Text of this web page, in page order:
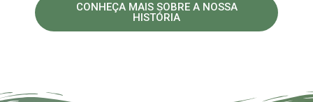
CONHEÇA MAIS SOBRE A NOSSA
HISTÓRIA